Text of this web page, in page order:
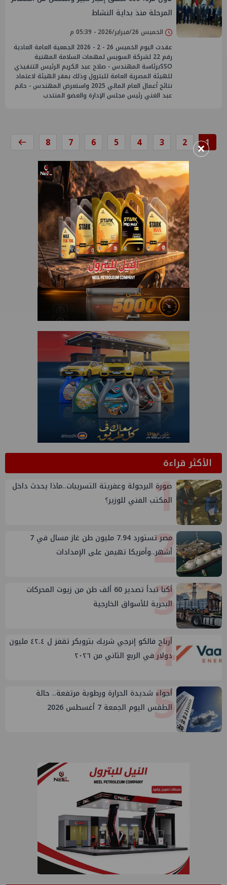
المرحلة منذ بداية النشاط
الخميس 26/فبراير/2026 - 05:39 م
عقدت اليوم الخميس 26 - 2 - 2026 الجمعية العامة العادية
رقم 22 لشركة السويس لمهمات السلامة المهنية
SSOبرئاسة المهندس - صلاح عبد الكريم الرئيس التنفيذي
للهيئة المصرية العامة للبترول وذلك بمقر الهيئة لاعتماد
نتائج أعمال العام المالي 2025 واستعرض المهندس - حاتم
عبد الغني رئيس مجلس الإدارة والعضو المنتدب
1
2
3
4
5
6
7
8
الأكثر قراءة1
صورة البرجولة وعفريتة التسريبات..ماذا يحدث داخل
المكتب الفني للوزير؟
2
مصر تستورد 7.94 مليون طن غاز مسال في 7
أشهر..وأمريكا تهيمن على الإمدادات
3
أكبا تبدأ تصدير 60 ألف طن من زيوت المحركات
البحرية للأسواق الخارجية
4
أرباح فالكو إنرجي شريك بتروبكر تقفز ل ٤٢.٤ مليون
دولار في الربع الثاني من ٢٠٢٦
5
أجواء شديدة الحرارة ورطوبة مرتفعة.. حالة
الطقس اليوم الجمعة 7 أغسطس 2026
×